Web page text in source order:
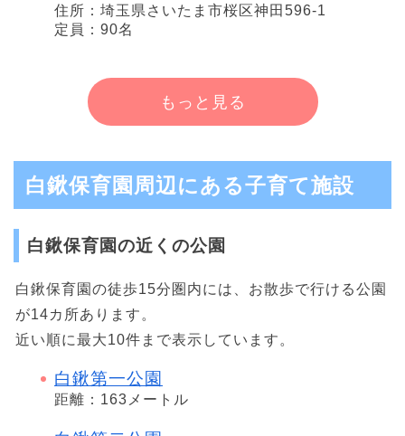
住所：埼玉県さいたま市桜区神田596-1
定員：90名
もっと見る
白鍬保育園周辺にある子育て施設
白鍬保育園の近くの公園
白鍬保育園の徒歩15分圏内には、お散歩で行ける公園
が14カ所あります。
近い順に最大10件まで表示しています。
白鍬第一公園
距離：163メートル